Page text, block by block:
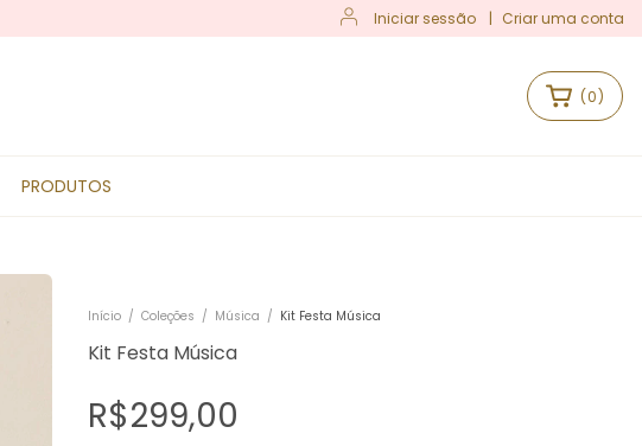
Iniciar sessão | Criar uma conta
(0)
PRODUTOS
Início / Coleções / Música / Kit Festa Música
Kit Festa Música
R$299,00